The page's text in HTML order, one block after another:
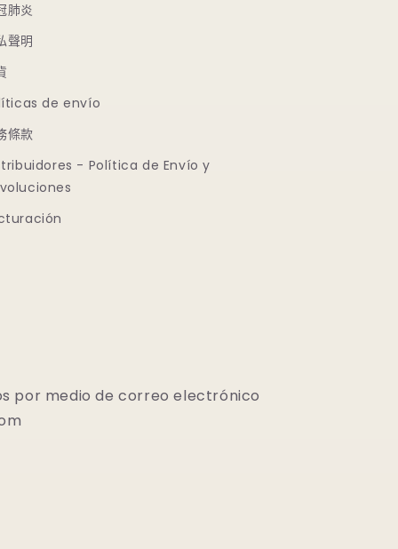
肺炎
聲明
de envío
條款
- Política de Envío y
por medio de correo electrónico